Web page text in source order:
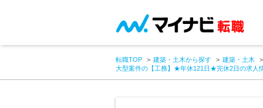
転職TOP 建築・土木から探す
建築・土木
大型案件の【工務】★年休121日★完休2日の求人